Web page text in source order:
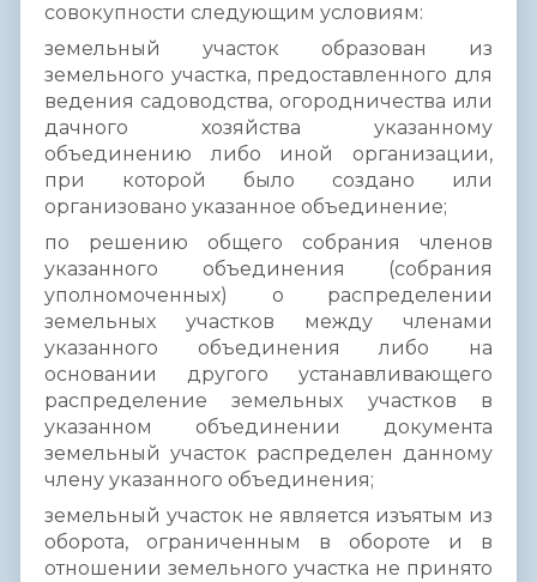
совокупности следующим условиям:
земельный участок образован из
земельного участка, предоставленного для
ведения садоводства, огородничества или
дачного хозяйства указанному
объединению либо иной организации,
при которой было создано или
организовано указанное объединение;
по решению общего собрания членов
указанного объединения (собрания
уполномоченных) о распределении
земельных участков между членами
указанного объединения либо на
основании другого устанавливающего
распределение земельных участков в
указанном объединении документа
земельный участок распределен данному
члену указанного объединения;
земельный участок не является изъятым из
оборота, ограниченным в обороте и в
отношении земельного участка не принято